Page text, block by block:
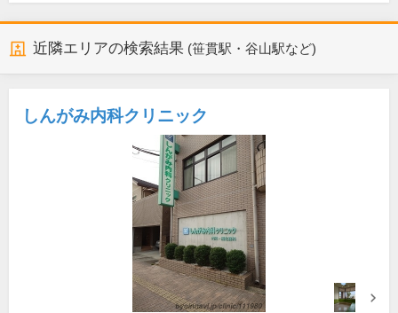
近隣エリアの検索結果 (笹貫駅・谷山駅など)
しんがみ内科クリニック